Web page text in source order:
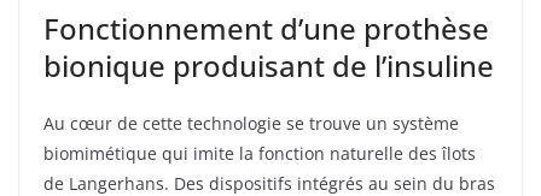
Fonctionnement d’une prothèse
bionique produisant de l’insuline
Au cœur de cette technologie se trouve un système
biomimétique qui imite la fonction naturelle des îlots
de Langerhans. Des dispositifs intégrés au sein du bras